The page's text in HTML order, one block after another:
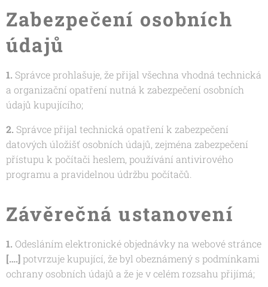
Zabezpečení osobních
údajů
1. Správce prohlašuje, že přijal všechna vhodná technická
a organizační opatření nutná k zabezpečení osobních
údajů kupujícího;
2. Správce přijal technická opatření k zabezpečení
datových úložišť osobních údajů, zejména zabezpečení
přístupu k počítači heslem, používání antivirového
programu a pravidelnou údržbu počítačů.
Závěrečná ustanovení
1. Odesláním elektronické objednávky na webové stránce
[….]potvrzuje kupující, že byl obeznámený s podmínkami
ochrany osobních údajů a že je v celém rozsahu přijímá;